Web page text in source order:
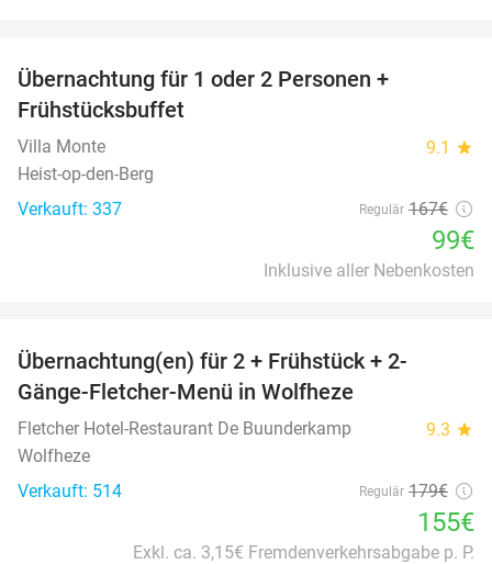
Übernachtung für 1 oder 2 Personen +
Frühstücksbuffet
Villa Monte 9.1 star
Heist-op-den-Berg
Verkauft: 337
Regulär 167€
99€
Inklusive aller Nebenkosten
Übernachtung(en) für 2 + Frühstück + 2-
Gänge-Fletcher-Menü in Wolfheze
Fletcher Hotel-Restaurant De Buunderkamp 9.3 star
Wolfheze
Verkauft: 514
Regulär 179€
155€
Exkl. ca. 3,15€ Fremdenverkehrsabgabe p. P.